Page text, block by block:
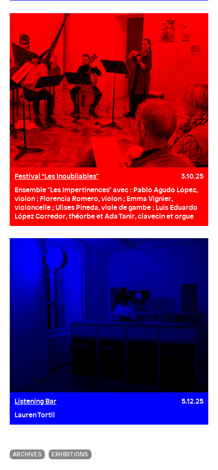
Festival “Les Inoubliables”
3.10.25
Ensemble "Les Impertinences" avec : Pablo Agudo López,
violon ; Florencia Romero, violon ; Emma Vignier,
violoncelle ; Ulises Pineda, viole de gambe ; Luis Eduardo
López Corredor, théorbe et Ada Tanir, clavecin et orgue
Listening Bar
5.12.25
Lauren Tortil
ARCHIVES EXHIBITIONS